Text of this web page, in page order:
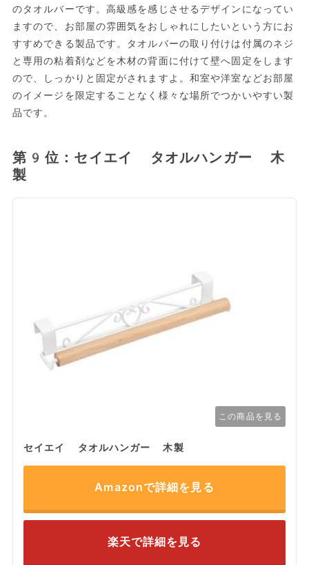
のタオルバーです。高級感を感じさせるデザインになってい
ますので、お部屋の雰囲気をおしゃれにしたいという方にお
すすめできる製品です。タオルバーの取り付けは付属のネジ
と専用の粘着剤などを木材の背面に付けて壁へ固定をします
ので、しっかりと固定がされますよ。和室や洋室などお部屋
のイメージを限定することなく様々な場所でつかいやすい製
品です。
第9位：セイエイ タオルハンガー 木
製
この商品を見る
セイエイ タオルハンガー 木製
Amazonで詳細を見る
楽天で詳細を見る